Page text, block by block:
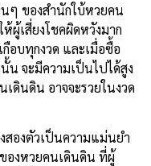
ๆ ของสำนักใบ้หวยคน
ผู้เสี่ยงโชคผิดหวังมาก
กือบทุกงวด และเมื่อซื้อ
น จะมีความเป็นไปได้สูง
ดินดิน อาจจะรวยในงวด
สองตัวเป็นความแม่นยำ
องหวยคนเดินดิน ที่ผู้